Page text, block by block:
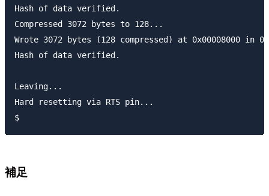
Hash of data verified.
Compressed 3072 bytes to 128...
Wrote 3072 bytes (128 compressed) at 0x00008000
Hash of data verified.
Leaving...
Hard resetting via RTS pin...
補足